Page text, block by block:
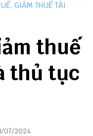
GIẢM THUẾ TÀI
thuế
thủ tục
07/2024